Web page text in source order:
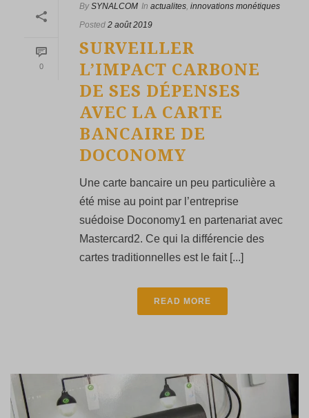
0
By SYNALCOM In actualites, innovations monétiques
Posted 2 août 2019
SURVEILLER
L’IMPACT CARBONE
DE SES DÉPENSES
AVEC LA CARTE
BANCAIRE DE
DOCONOMY
Une carte bancaire un peu particulière a
été mise au point par l’entreprise
suédoise Doconomy1 en partenariat avec
Mastercard2. Ce qui la différencie des
cartes traditionnelles est le fait [...]
READ MORE